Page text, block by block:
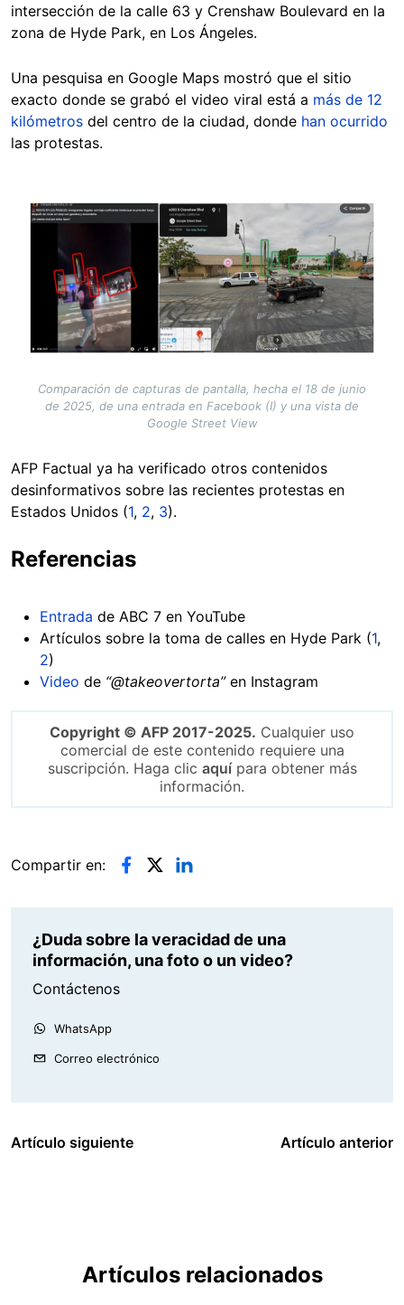
intersección de la calle 63 y Crenshaw Boulevard en la
zona de Hyde Park, en Los Ángeles.
Una pesquisa en Google Maps mostró que el sitio
exacto donde se grabó el video viral está a más de 12
kilómetros del centro de la ciudad, donde han ocurrido
las protestas.
Image
Comparación de capturas de pantalla, hecha el 18 de junio
de 2025, de una entrada en Facebook (I) y una vista de
Google Street View
AFP Factual ya ha verificado otros contenidos
desinformativos sobre las recientes protestas en
Estados Unidos (1, 2, 3).
Referencias
Entrada de ABC 7 en YouTube
Artículos sobre la toma de calles en Hyde Park (1,
2)
Video de “@takeovertorta”en Instagram
Copyright © AFP 2017-2025. Cualquier uso
comercial de este contenido requiere una
suscripción. Haga clic aquípara obtener más
información.
Compartir en:
¿Duda sobre la veracidad de una
información, una foto o un video?
Contáctenos
WhatsApp
Correo electrónico
Artículo siguiente Artículo anterior
Artículos relacionados